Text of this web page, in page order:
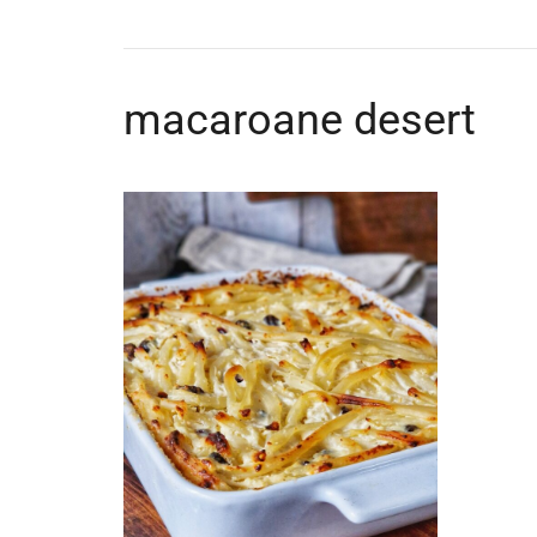
macaroane desert